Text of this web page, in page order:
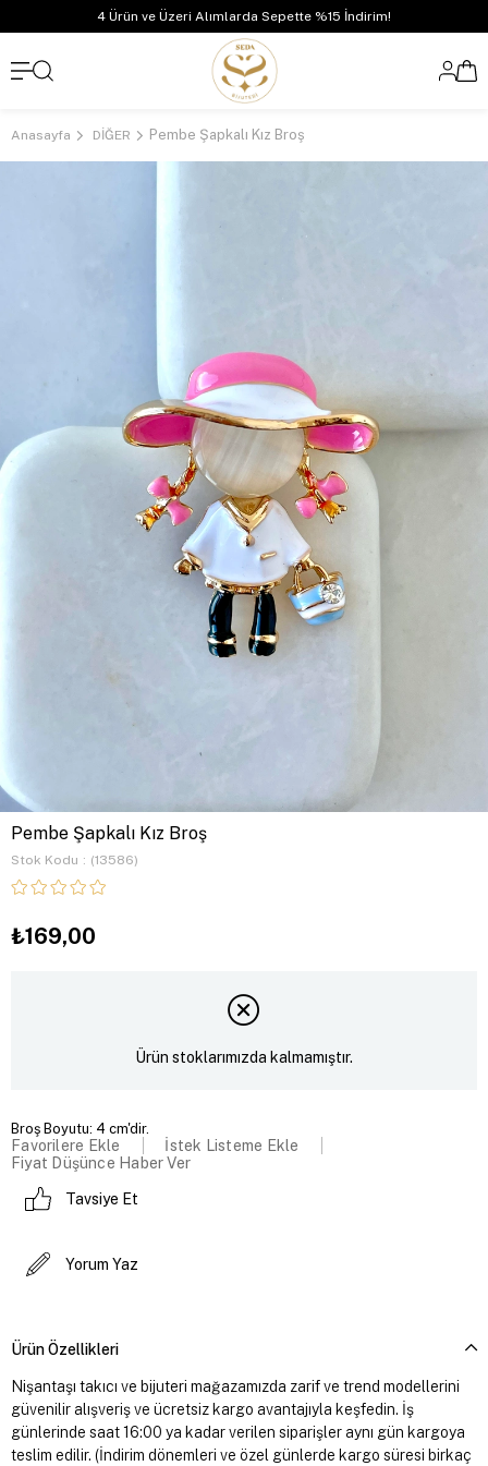
4 Ürün ve Üzeri Alımlarda Sepette %15 İndirim!
Anasayfa DİĞER Pembe Şapkalı Kız Broş
Pembe Şapkalı Kız Broş
Stok Kodu (13586)
₺169,00
Ürün stoklarımızda kalmamıştır.
Broş Boyutu: 4 cm'dir.
Favorilere Ekle
İstek Listeme Ekle
Fiyat Düşünce Haber Ver
Tavsiye Et
Yorum Yaz
Ürün Özellikleri
Nişantaşı takıcı ve bijuteri mağazamızda zarif ve trend modellerini
güvenilir alışveriş ve ücretsiz kargo avantajıyla keşfedin. İş
günlerinde saat 16:00 ya kadar verilen siparişler aynı gün kargoya
teslim edilir. (İndirim dönemleri ve özel günlerde kargo süresi birkaç